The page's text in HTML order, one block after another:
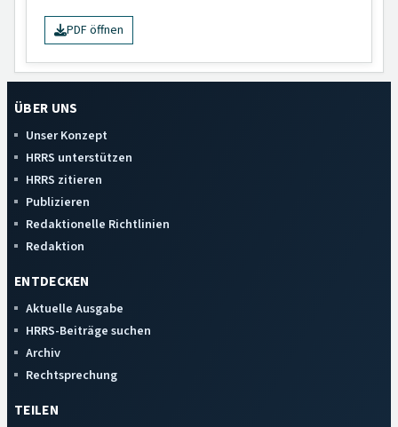
PDF öffnen
ÜBER UNS
Unser Konzept
HRRS unterstützen
HRRS zitieren
Publizieren
Redaktionelle Richtlinien
Redaktion
ENTDECKEN
Aktuelle Ausgabe
HRRS-Beiträge suchen
Archiv
Rechtsprechung
TEILEN